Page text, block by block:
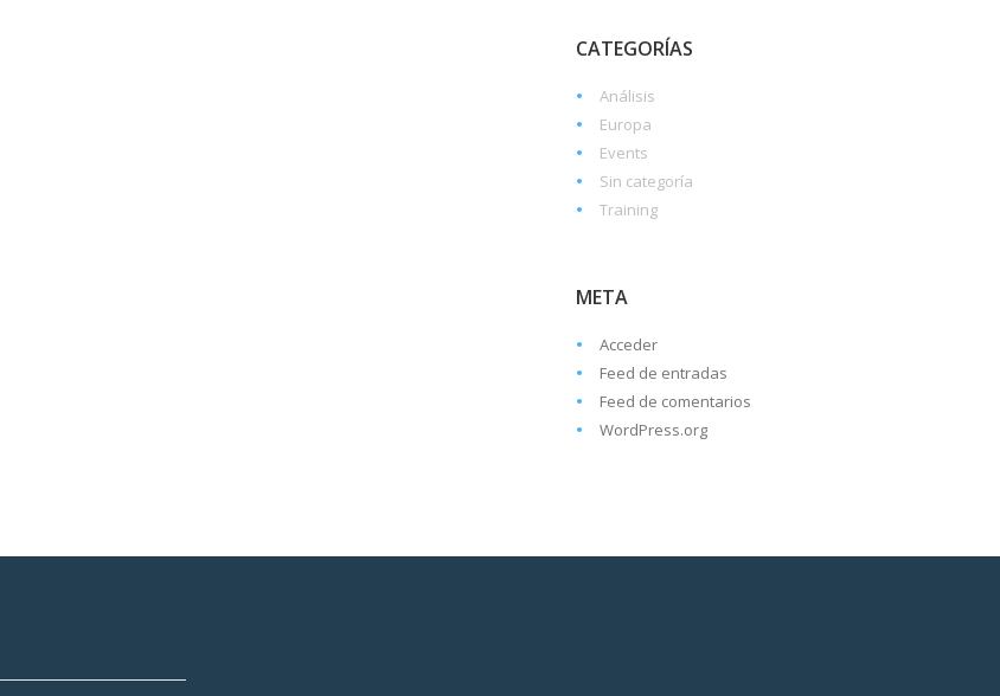
CATEGORÍAS
Análisis
Europa
Events
Sin categoría
Training
META
Acceder
Feed de entradas
Feed de comentarios
WordPress.org